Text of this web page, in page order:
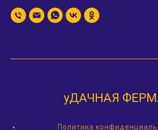
уДАЧНАЯ
Политика